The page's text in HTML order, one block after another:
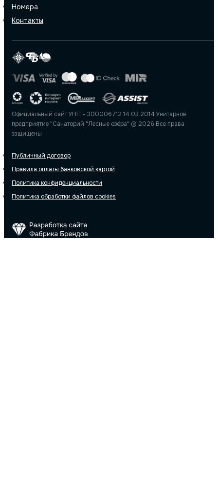
Номера
Контакты
Официальный сайт УНП – 300006712 14.03.2014 Унитарное
предприятие "Санаторий "Лесные озёра" © 2026 Все права
защищены
Публичный договор
Правила оплаты банковской картой
Политика конфиденциальности
Политика обработки файлов cookies